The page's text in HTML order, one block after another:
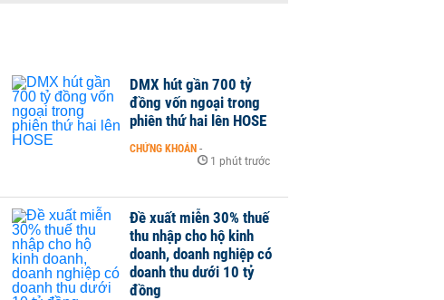
DMX hút gần 700 tỷ
đồng vốn ngoại trong
phiên thứ hai lên HOSE
CHỨNG KHOÁN -
1 phút trước
Đề xuất miễn 30% thuế
thu nhập cho hộ kinh
doanh, doanh nghiệp có
doanh thu dưới 10 tỷ
đồng